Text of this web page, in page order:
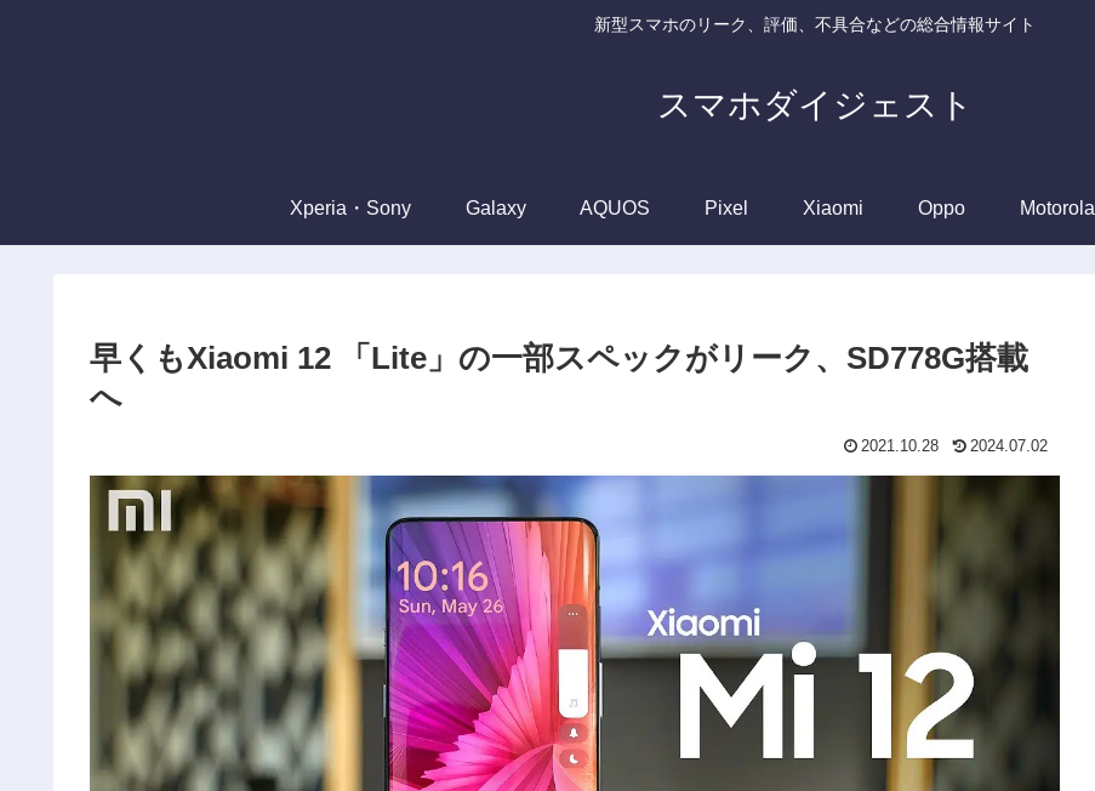
新型スマホのリーク、評価、不具合などの総合情報サイト
スマホダイジェスト
Xperia・Sony Galaxy AQUOS Pixel Xiaomi Oppo Motorola
早くもXiaomi 12 「Lite」の一部スペックがリーク、SD778G搭載
へ
2021.10.28 2024.07.02